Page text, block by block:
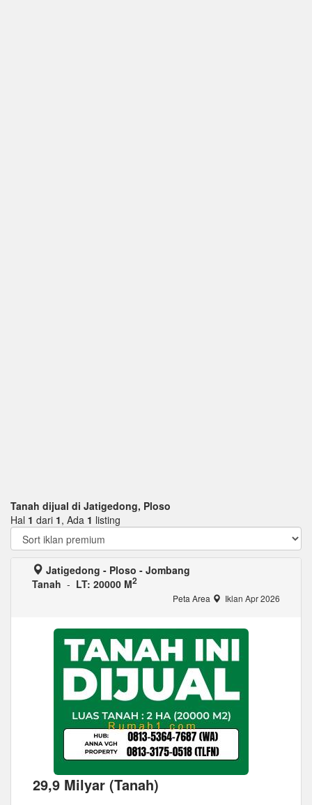
Tanah dijual di Jatigedong, Ploso
Hal 1 dari 1, Ada 1 listing
Jatigedong - Ploso - Jombang
Tanah - LT: 20000 M2
Peta Area Iklan Apr 2026
29,9 Milyar (Tanah)